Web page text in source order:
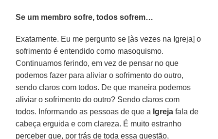
Se um membro sofre, todos sofrem…
Exatamente. Eu me pergunto se [às vezes na Igreja] o
sofrimento é entendido como masoquismo.
Continuamos ferindo, em vez de pensar no que
podemos fazer para aliviar o sofrimento do outro,
sendo claros com todos. De que maneira podemos
aliviar o sofrimento do outro? Sendo claros com
todos. Informando as pessoas de que a Igreja fala de
cabeça erguida e com clareza. É muito estranho
perceber que, por trás de toda essa questão,